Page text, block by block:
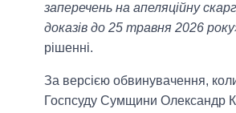
заперечень на апеляційну
доказів до 25 травня 2026
рішенні.
За версією обвинувачення,
Госпсуду Сумщини Олександр